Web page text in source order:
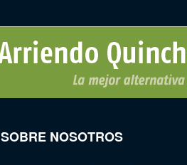
SOBRE NOSOTROS